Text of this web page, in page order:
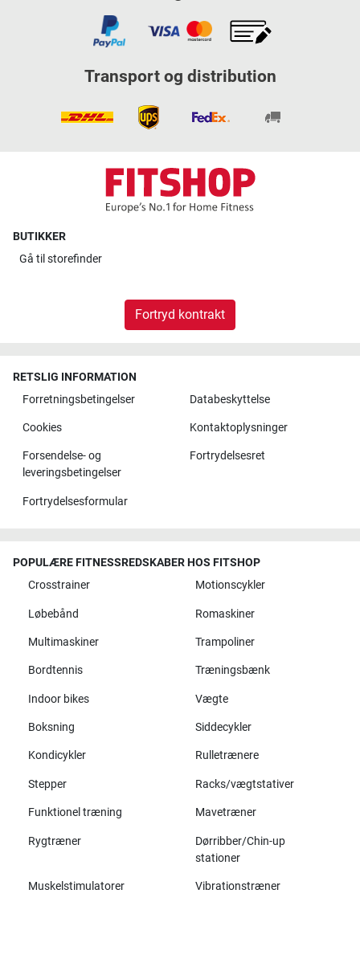
Transport og distribution
BUTIKKER
Gå til storefinder
Fortryd kontrakt
RETSLIG INFORMATION
Forretningsbetingelser
Databeskyttelse
Cookies Kontaktoplysninger
Forsendelse- og
leveringsbetingelser
Fortrydelsesret
Fortrydelsesformular
POPULÆRE FITNESSREDSKABER HOS FITSHOP
Crosstrainer
Motionscykler
Løbebånd Romaskiner
Multimaskiner Trampoliner
Bordtennis Træningsbænk
Indoor bikes Vægte
Boksning Siddecykler
Kondicykler Rulletrænere
Stepper Racks/vægtstativer
Funktionel træning Mavetræner
Rygtræner
Dørribber/Chin-up
stationer
Muskelstimulatorer Vibrationstræner